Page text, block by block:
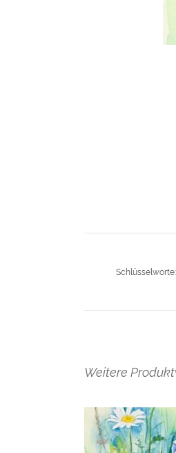
Schlüsselworte:
Weitere